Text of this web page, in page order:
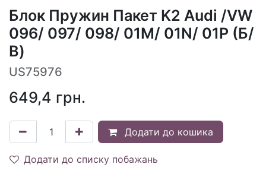
Блок Пружин Пакет K2 Audi /VW
096/ 097/ 098/ 01M/ 01N/ 01P (Б/
В)
US75976
649,4 грн.
Додати до кошика
Додати до списку побажань